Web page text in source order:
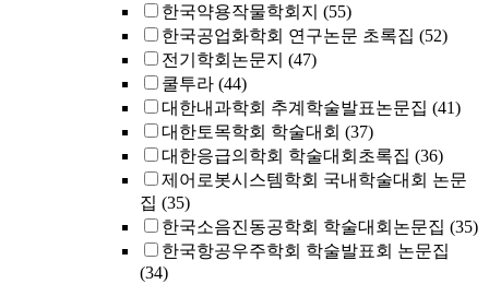
한국약용작물학회지 (55)
한국공업화학회 연구논문 초록집 (52)
전기학회논문지 (47)
쿨투라 (44)
대한내과학회 추계학술발표논문집 (41)
대한토목학회 학술대회 (37)
대한응급의학회 학술대회초록집 (36)
제어로봇시스템학회 국내학술대회 논문
집 (35)
한국소음진동공학회 학술대회논문집 (35)
한국항공우주학회 학술발표회 논문집
(34)